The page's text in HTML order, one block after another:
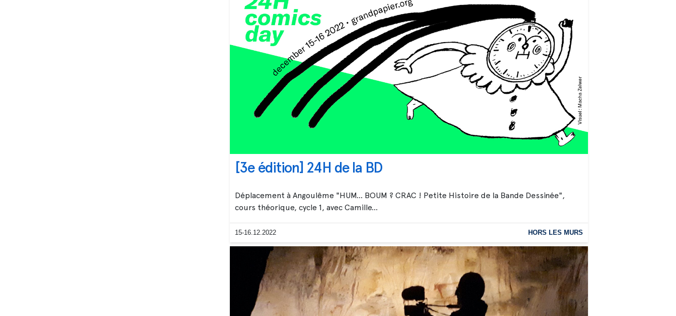
[3e édition] 24H de la BD
Déplacement à Angoulême "HUM… BOUM ? CRAC ! Petite Histoire de la Bande Dessinée",
cours théorique, cycle 1, avec Camille...
15-16.12.2022 HORS LES MURS